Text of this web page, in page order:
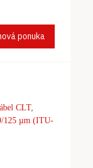
ponuka